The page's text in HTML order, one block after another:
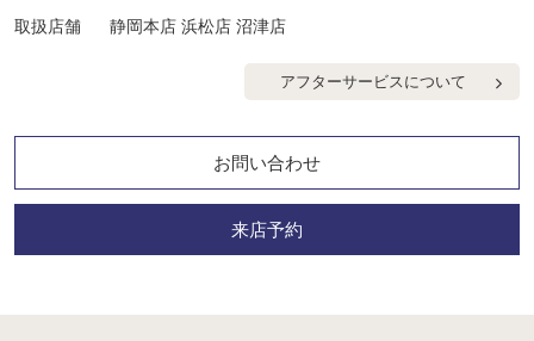
取扱店舗
静岡本店 浜松店 沼津店
アフターサービスについて
お問い合わせ
来店予約